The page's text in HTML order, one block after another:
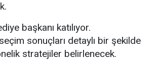
başkanı katılıyor.
sonuçları detaylı bir şekilde
stratejiler belirlenecek.